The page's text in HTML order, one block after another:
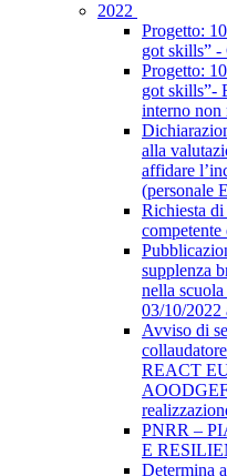
2022
Progetto:
got skills” -
Progetto:
got skills”-
interno non
alla
affidare
(personale
Richiesta
competente
supplenza
nella
03/10/2022
Avviso di
REACT
PNRR –
E
Determina